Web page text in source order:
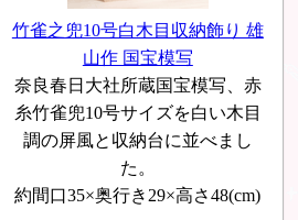
竹雀之兜10号白木目収納飾り 雄
山作 国宝模写
奈良春日大社所蔵国宝模写、赤
糸竹雀兜10号サイズを白い木目
調の屏風と収納台に並べまし
た。
約間口35×奥行き29×高さ48(cm)